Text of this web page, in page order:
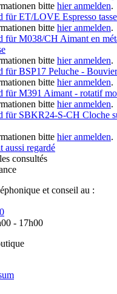
bitte hier anmelden.
Espresso
bitte hier anmelden.
Aimant en
bitte hier anmelden.
Peluche -
bitte hier anmelden.
Aimant - rotatif
bitte hier anmelden.
Cloche
bitte hier anmelden.
aussi regardé
consultés
et conseil au :
- 17h00